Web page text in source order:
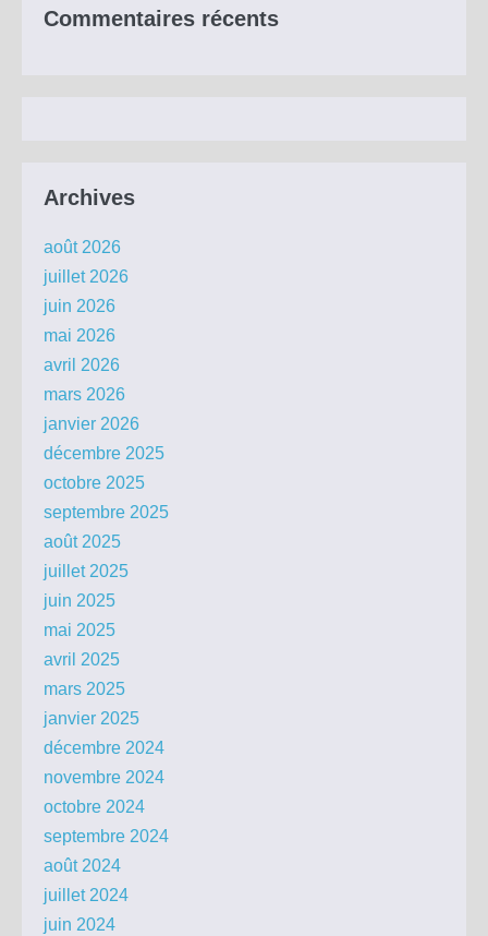
Commentaires récents
Archives
août 2026
juillet 2026
juin 2026
mai 2026
avril 2026
mars 2026
janvier 2026
décembre 2025
octobre 2025
septembre 2025
août 2025
juillet 2025
juin 2025
mai 2025
avril 2025
mars 2025
janvier 2025
décembre 2024
novembre 2024
octobre 2024
septembre 2024
août 2024
juillet 2024
juin 2024